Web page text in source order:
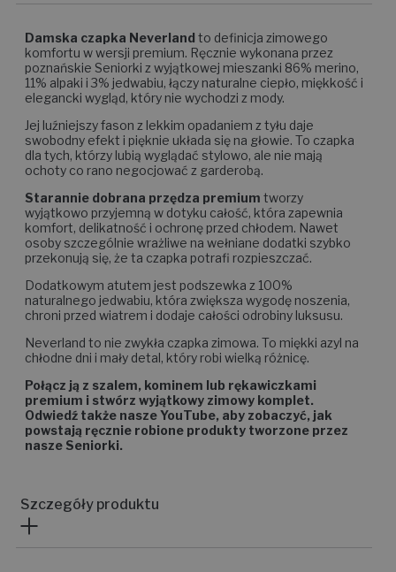
Damska czapka Neverland to definicja zimowego
komfortu w wersji premium. Ręcznie wykonana przez
poznańskie Seniorki z wyjątkowej mieszanki 86% merino,
11% alpaki i 3% jedwabiu, łączy naturalne ciepło, miękkość i
elegancki wygląd, który nie wychodzi z mody.
Jej luźniejszy fason z lekkim opadaniem z tyłu daje
swobodny efekt i pięknie układa się na głowie. To czapka
dla tych, którzy lubią wyglądać stylowo, ale nie mają
ochoty co rano negocjować z garderobą.
Starannie dobrana przędza premium tworzy
wyjątkowo przyjemną w dotyku całość, która zapewnia
komfort, delikatność i ochronę przed chłodem. Nawet
osoby szczególnie wrażliwe na wełniane dodatki szybko
przekonują się, że ta czapka potrafi rozpieszczać.
Dodatkowym atutem jest podszewka z 100%
naturalnego jedwabiu, która zwiększa wygodę noszenia,
chroni przed wiatrem i dodaje całości odrobiny luksusu.
Neverland to nie zwykła czapka zimowa. To miękki azyl na
chłodne dni i mały detal, który robi wielką różnicę.
Połącz ją z szalem, kominem lub rękawiczkami
premium i stwórz wyjątkowy zimowy komplet.
Odwiedź także nasze YouTube, aby zobaczyć, jak
powstają ręcznie robione produkty tworzone przez
nasze Seniorki.
Szczegóły produktu